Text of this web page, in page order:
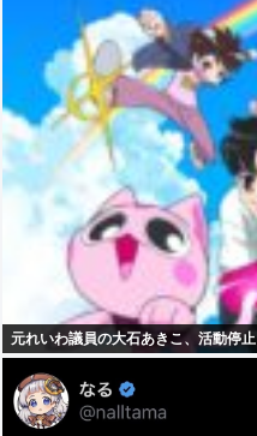
元れいわ議員の大石あきこ、活動停止